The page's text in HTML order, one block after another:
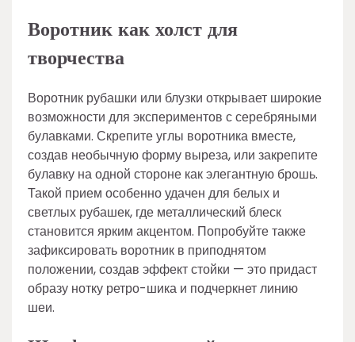
Воротник как холст для
творчества
Воротник рубашки или блузки открывает широкие
возможности для экспериментов с серебряными
булавками. Скрепите углы воротника вместе,
создав необычную форму выреза, или закрепите
булавку на одной стороне как элегантную брошь.
Такой прием особенно удачен для белых и
светлых рубашек, где металлический блеск
становится ярким акцентом. Попробуйте также
зафиксировать воротник в приподнятом
положении, создав эффект стойки — это придаст
образу нотку ретро-шика и подчеркнет линию
шеи.